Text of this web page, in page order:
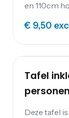
en 110cm
tafelrokken
€ 9,50
Tafel
Deze tafel